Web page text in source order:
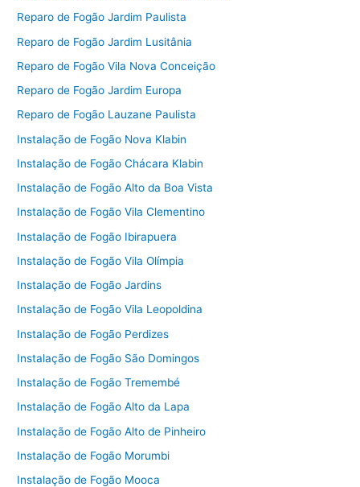
Reparo de Fogão Jardim Paulista
Reparo de Fogão Jardim Lusitânia
Reparo de Fogão Vila Nova Conceição
Reparo de Fogão Jardim Europa
Reparo de Fogão Lauzane Paulista
Instalação de Fogão Nova Klabin
Instalação de Fogão Chácara Klabin
Instalação de Fogão Alto da Boa Vista
Instalação de Fogão Vila Clementino
Instalação de Fogão Ibirapuera
Instalação de Fogão Vila Olímpia
Instalação de Fogão Jardins
Instalação de Fogão Vila Leopoldina
Instalação de Fogão Perdizes
Instalação de Fogão São Domingos
Instalação de Fogão Tremembé
Instalação de Fogão Alto da Lapa
Instalação de Fogão Alto de Pinheiro
Instalação de Fogão Morumbi
Instalação de Fogão Mooca